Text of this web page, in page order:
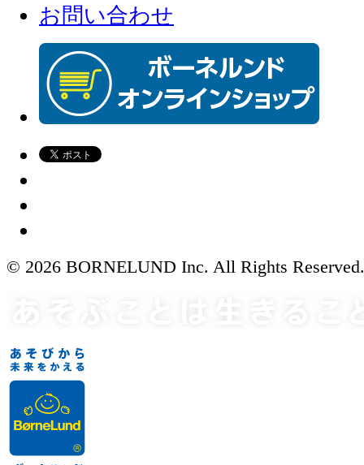
お問い合わせ
© 2026 BORNELUND Inc. All Rights Reserved.